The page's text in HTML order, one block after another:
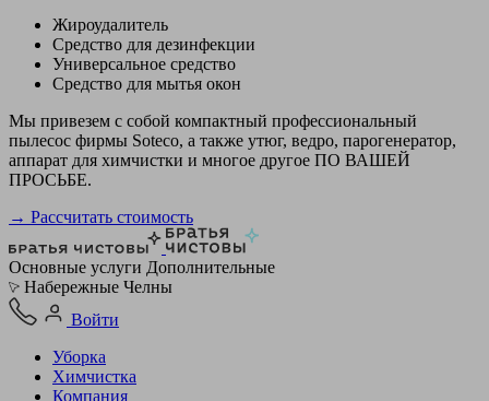
Жироудалитель
Средство для дезинфекции
Универсальное средство
Средство для мытья окон
Мы привезем с собой компактный профессиональный
пылесос фирмы Soteco, а также утюг, ведро, парогенератор,
аппарат для химчистки и многое другое ПО ВАШЕЙ
ПРОСЬБЕ.
→ Рассчитать стоимость
Основные услуги Дополнительные
Набережные Челны
Войти
Уборка
Химчистка
Компания